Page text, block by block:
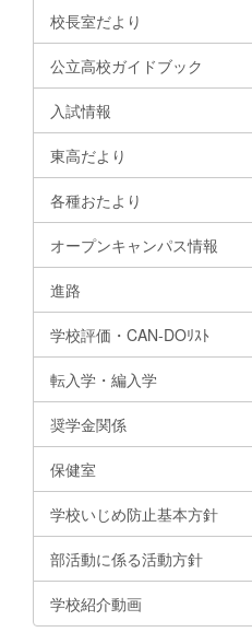
校長室だより
公立高校ガイドブック
入試情報
東高だより
各種おたより
オープンキャンパス情報
進路
学校評価・CAN-DOﾘｽﾄ
転入学・編入学
奨学金関係
保健室
学校いじめ防止基本方針
部活動に係る活動方針
学校紹介動画